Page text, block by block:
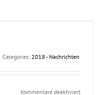
Categories: 2018 - Nachrichten
Kommentare deaktiviertfür